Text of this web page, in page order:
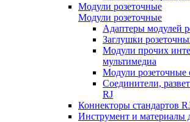
Модули розеточные
Модули розеточные
Адаптеры модулей
Заглушки
Модули прочих
мультимедиа
Модули розеточные
Соединители,
RJ
Коннекторы стандартов
Инструмент и